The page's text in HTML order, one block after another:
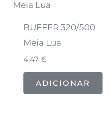
BUFFER 320/500
Meia Lua
4,47 €
ADICIONAR